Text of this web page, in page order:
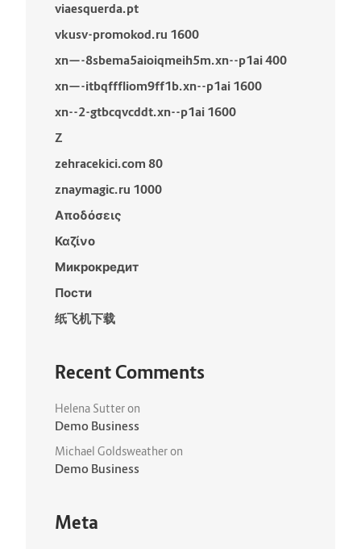
viaesquerda.pt
vkusv-promokod.ru 1600
xn—-8sbema5aioiqmeih5m.xn--p1ai 400
xn—-itbqfffliom9ff1b.xn--p1ai 1600
xn--2-gtbcqvcddt.xn--p1ai 1600
Z
zehracekici.com 80
znaymagic.ru 1000
Αποδόσεις
Καζίνο
Микрокредит
Пости
纸飞机下载
Recent Comments
Helena Sutteron
Demo Business
Michael Goldsweatheron
Demo Business
Meta